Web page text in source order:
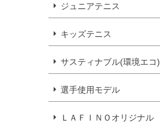
ジュニアテニス
キッズテニス
サスティナブル(環境エコ)
選手使用モデル
ＬＡＦＩＮＯオリジナル